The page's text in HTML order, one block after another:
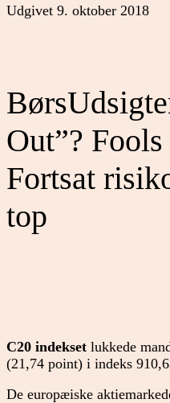
Udgivet 9. oktober 2018
Out”?
Fortsat
top
C20 indekset lukkede
(21,74 point) i indeks
De europæiske